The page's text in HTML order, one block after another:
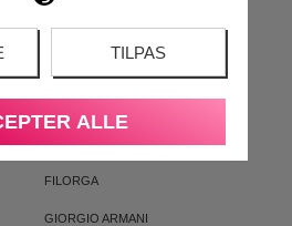
TILPAS
ALLE
CLEAN
ELIZABETH ARDEN
FILORGA
GIORGIO ARMANI